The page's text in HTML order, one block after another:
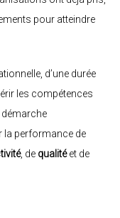
pour atteindre
d’une durée
les compétences
démarche
la performance de
, de qualitéet de